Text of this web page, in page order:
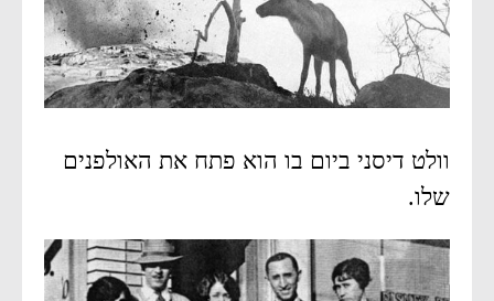
וולט דיסני ביום בו הוא פתח את האולפנים
שלו.